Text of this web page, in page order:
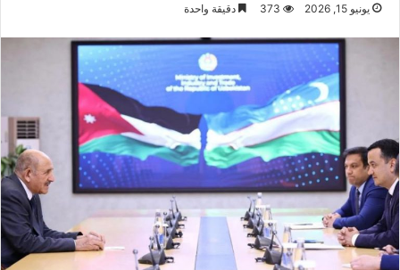
يونيو 15, 2026 373 دقيقة واحدة